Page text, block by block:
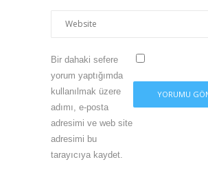
Bir dahaki sefere
yorum yaptığımda
kullanılmak üzere
adımı, e-posta
adresimi ve web site
adresimi bu
tarayıcıya kaydet.